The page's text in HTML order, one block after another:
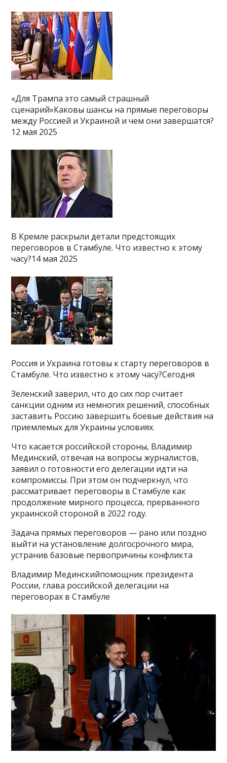
«Для Трампа это самый страшный
сценарий»Каковы шансы на прямые переговоры
между Россией и Украиной и чем они завершатся?
12 мая 2025
В Кремле раскрыли детали предстоящих
переговоров в Стамбуле. Что известно к этому
часу?14 мая 2025
Россия и Украина готовы к старту переговоров в
Стамбуле. Что известно к этому часу?Сегодня
Зеленский заверил, что до сих пор считает
санкции одним из немногих решений, способных
заставить Россию завершить боевые действия на
приемлемых для Украины условиях.
Что касается российской стороны, Владимир
Мединский, отвечая на вопросы журналистов,
заявил о готовности его делегации идти на
компромиссы. При этом он подчеркнул, что
рассматривает переговоры в Стамбуле как
продолжение мирного процесса, прерванного
украинской стороной в 2022 году.
Задача прямых переговоров — рано или поздно
выйти на установление долгосрочного мира,
устранив базовые первопричины конфликта
Владимир Мединскийпомощник президента
России, глава российской делегации на
переговорах в Стамбуле